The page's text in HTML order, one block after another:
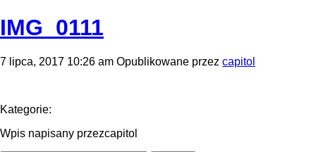
IMG_0111
7 lipca, 2017 10:26 am Opublikowane przez capitol
Kategorie:
Wpis napisany przezcapitol